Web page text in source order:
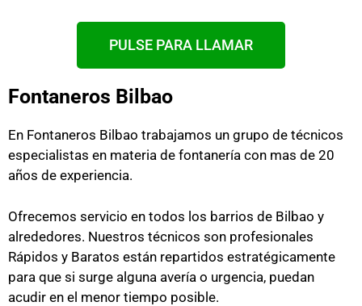
PULSE PARA LLAMAR
Fontaneros Bilbao
En Fontaneros Bilbao trabajamos un grupo de técnicos
especialistas en materia de fontanería con mas de 20
años de experiencia.
Ofrecemos servicio en todos los barrios de Bilbao y
alrededores. Nuestros técnicos son profesionales
Rápidos y Baratos están repartidos estratégicamente
para que si surge alguna avería o urgencia, puedan
acudir en el menor tiempo posible.